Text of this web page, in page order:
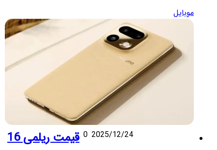
موبایل
2025/12/24
0
قیمت ریلمی 16